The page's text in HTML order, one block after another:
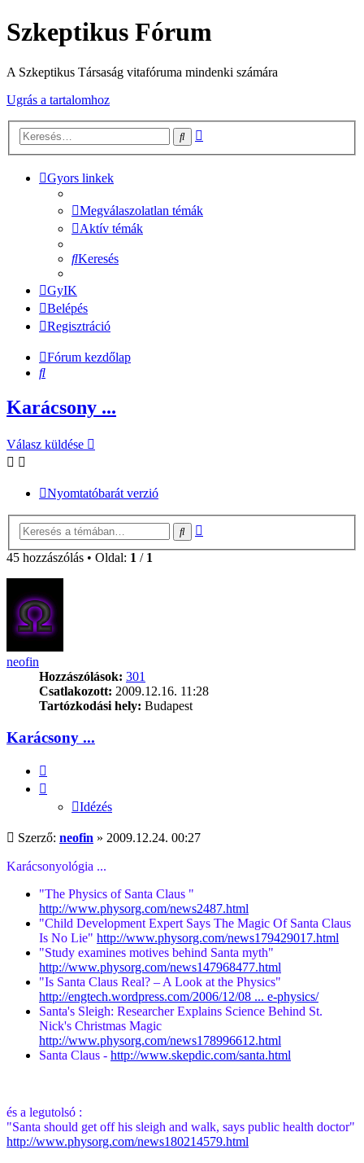
Szkeptikus Fórum
A Szkeptikus Társaság vitafóruma mindenki számára
Ugrás a tartalomhoz
Keresés
Gyors linkek
Megválaszolatlan témák
Aktív témák
Keresés
GyIK
Belépés
Regisztráció
Fórum kezdőlap
Keresés
Karácsony ...
Válasz küldése
Nyomtatóbarát verzió
Keresés
45 hozzászólás • Oldal: 1 / 1
neofin
Hozzászólások: 301
Csatlakozott: 2009.12.16. 11:28
Tartózkodási hely: Budapest
Karácsony ...
Idézés
Hozzászólás
Szerző: neofin » 2009.12.24. 00:27
Karácsonyológia ...
"The Physics of Santa Claus "
http://www.physorg.com/news2487.html
"Child Development Expert Says The Magic Of Santa Claus
Is No Lie" http://www.physorg.com/news179429017.html
"Study examines motives behind Santa myth"
http://www.physorg.com/news147968477.html
"Is Santa Claus Real? – A Look at the Physics"
http://engtech.wordpress.com/2006/12/08 ... e-physics/
Santa's Sleigh: Researcher Explains Science Behind St.
Nick's Christmas Magic
http://www.physorg.com/news178996612.html
Santa Claus - http://www.skepdic.com/santa.html
és a legutolsó :
"Santa should get off his sleigh and walk, says public health doctor"
http://www.physorg.com/news180214579.html